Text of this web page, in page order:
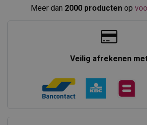
Meer dan 2000 producten op
Veilig afrekenen